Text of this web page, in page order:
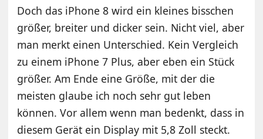
Doch das iPhone 8 wird ein kleines bisschen
größer, breiter und dicker sein. Nicht viel, aber
man merkt einen Unterschied. Kein Vergleich
zu einem iPhone 7 Plus, aber eben ein Stück
größer. Am Ende eine Größe, mit der die
meisten glaube ich noch sehr gut leben
können. Vor allem wenn man bedenkt, dass in
diesem Gerät ein Display mit 5,8 Zoll steckt.